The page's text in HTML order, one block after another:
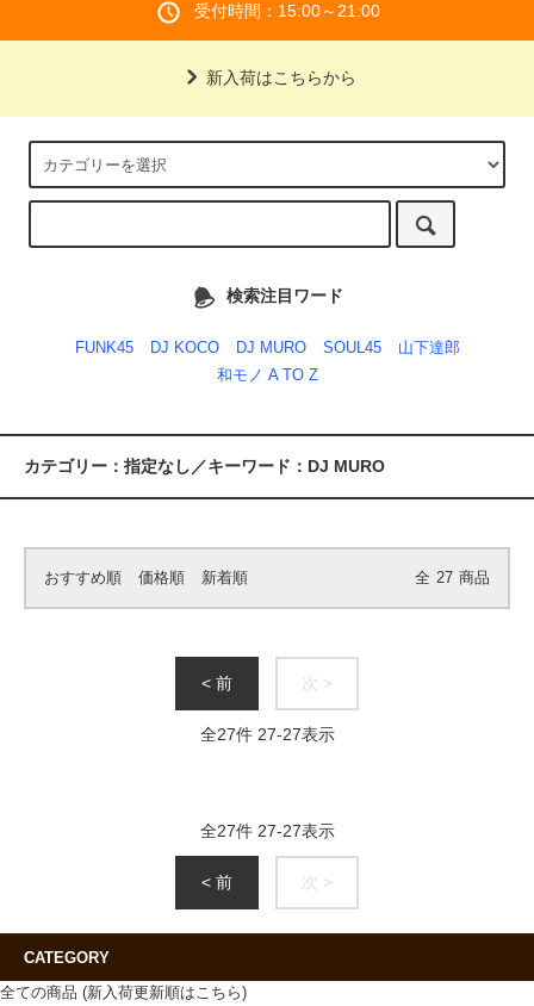
受付時間：15:00～21:00
新入荷はこちらから
検索注目ワード
FUNK45 DJ KOCO DJ MURO SOUL45
山下達郎
和モノ A TO Z
カテゴリー：指定なし／キーワード：DJ MURO
おすすめ順 価格順 新着順 全 27 商品
< 前 次 >
全27件 27-27表示
全27件 27-27表示
< 前 次 >
CATEGORY
全ての商品 (新入荷更新順はこちら)